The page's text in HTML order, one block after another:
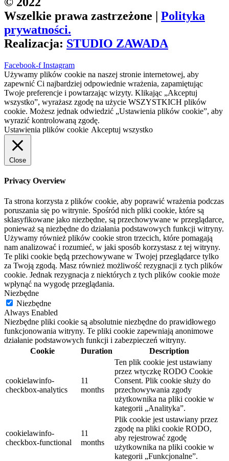
Wszelkie prawa zastrzeżone | Polityka
prywatności.
Realizacja: STUDIO ZAWADA
Facebook-f Instagram
Używamy plików cookie na naszej stronie internetowej, aby
zapewnić Ci najbardziej odpowiednie wrażenia, zapamiętując
Twoje preferencje i powtarzając wizyty. Klikając „Akceptuj
wszystko”, wyrażasz zgodę na użycie WSZYSTKICH plików
cookie. Możesz jednak odwiedzić „Ustawienia plików cookie”, aby
wyrazić kontrolowaną zgodę.
Ustawienia plików cookie Akceptuj wszystko
Close
Privacy Overview
Ta strona korzysta z plików cookie, aby poprawić wrażenia podczas
poruszania się po witrynie. Spośród nich pliki cookie, które są
sklasyfikowane jako niezbędne, są przechowywane w przeglądarce,
ponieważ są niezbędne do działania podstawowych funkcji witryny.
Używamy również plików cookie stron trzecich, które pomagają
nam analizować i rozumieć, w jaki sposób korzystasz z tej witryny.
Te pliki cookie będą przechowywane w Twojej przeglądarce tylko
za Twoją zgodą. Masz również możliwość rezygnacji z tych plików
cookie. Jednak rezygnacja z niektórych z tych plików cookie może
wpłynąć na wygodę przeglądania.
Niezbędne
Niezbędne
Always Enabled
Niezbędne pliki cookie są absolutnie niezbędne do prawidłowego
funkcjonowania witryny. Te pliki cookie zapewniają anonimowe
działanie podstawowych funkcji i zabezpieczeń witryny.
Cookie
Duration Description
cookielawinfo-
checkbox-analytics
11
months
Ten plik cookie jest ustawiany
przez wtyczkę RODO Cookie
Consent. Plik cookie służy do
przechowywania zgody
użytkownika na pliki cookie w
kategorii „Analityka”.
cookielawinfo-
checkbox-functional
11
months
Plik cookie jest ustawiany przez
zgodę na pliki cookie RODO,
aby rejestrować zgodę
użytkownika na pliki cookie w
kategorii „Funkcjonalne”.